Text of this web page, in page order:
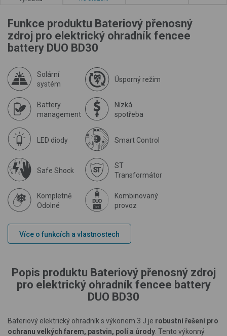
Funkce produktu Bateriový přenosný
zdroj pro elektrický ohradník fencee
battery DUO BD30
Solární
systém
Úsporný režim
Battery
management
Nízká
spotřeba
LED diody Smart Control
Safe Shock
ST
Transformátor
Kompletně
Odolné
Kombinovaný
provoz
Více o funkcích a vlastnostech
Popis produktu Bateriový přenosný zdroj
pro elektrický ohradník fencee battery
DUO BD30
Bateriový elektrický ohradník s výkonem 3 J je robustní řešení pro
ochranu velkých farem, pastvin, polí a úrody . Tento výkonný